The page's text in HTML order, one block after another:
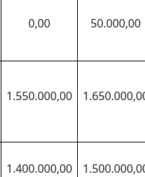
0,00 50.000,00
1.550.000,00
1.400.000,00